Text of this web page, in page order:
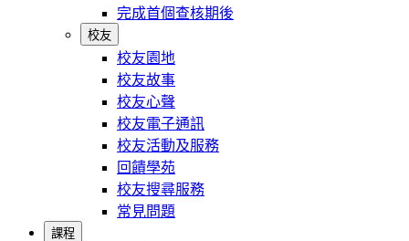
完成首個查核期後
校友
校友園地
校友故事
校友心聲
校友電子通訊
校友活動及服務
回饋學苑
校友搜尋服務
常見問題
課程